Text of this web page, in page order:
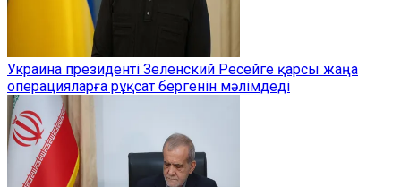
Украина президенті Зеленский Ресейге қарсы жаңа
операцияларға рұқсат бергенін мәлімдеді